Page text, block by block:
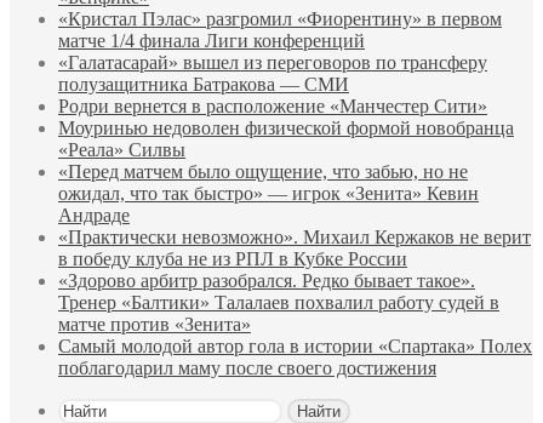
«Кристал Пэлас» разгромил «Фиорентину» в первом
матче 1/4 финала Лиги конференций
«Галатасарай» вышел из переговоров по трансферу
полузащитника Батракова — СМИ
Родри вернется в расположение «Манчестер Сити»
Моуринью недоволен физической формой новобранца
«Реала» Силвы
«Перед матчем было ощущение, что забью, но не
ожидал, что так быстро» — игрок «Зенита» Кевин
Андраде
«Практически невозможно». Михаил Кержаков не верит
в победу клуба не из РПЛ в Кубке России
«Здорово арбитр разобрался. Редко бывает такое».
Тренер «Балтики» Талалаев похвалил работу судей в
матче против «Зенита»
Самый молодой автор гола в истории «Спартака» Полех
поблагодарил маму после своего достижения
Найти